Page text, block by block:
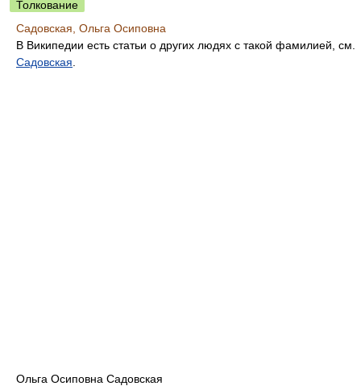
Толкование
Садовская, Ольга Осиповна
В Википедии есть статьи о других людях с такой фамилией, см.
Садовская
Ольга Осиповна Садовская